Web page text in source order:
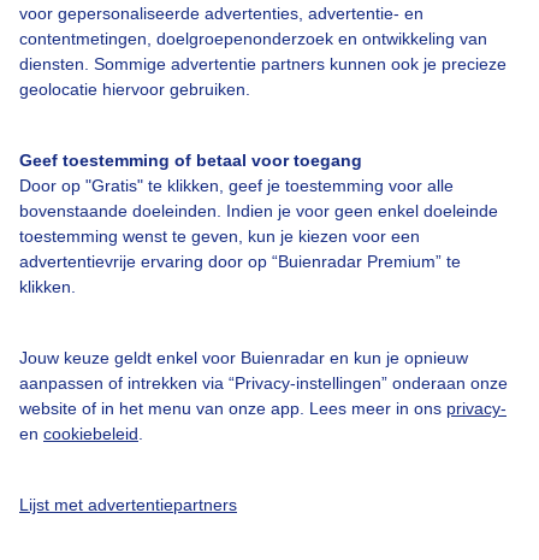
voor gepersonaliseerde advertenties, advertentie- en
contentmetingen, doelgroepenonderzoek en ontwikkeling van
diensten. Sommige advertentie partners kunnen ook je precieze
geolocatie hiervoor gebruiken.
Geef toestemming of betaal voor toegang
Door op "Gratis" te klikken, geef je toestemming voor alle
bovenstaande doeleinden. Indien je voor geen enkel doeleinde
toestemming wenst te geven, kun je kiezen voor een
advertentievrije ervaring door op “Buienradar Premium” te
klikken.
Jouw keuze geldt enkel voor Buienradar en kun je opnieuw
aanpassen of intrekken via “Privacy-instellingen” onderaan onze
website of in het menu van onze app. Lees meer in ons privacy-
en cookiebeleid
Lijst met advertentiepartners
Over Buienradar
Bedrijfsgegevens
Contact
Toegankelijkheid
Gebruikersvoorwaarden
Privacy beleid
Cookie beleid
Gratis weerdata